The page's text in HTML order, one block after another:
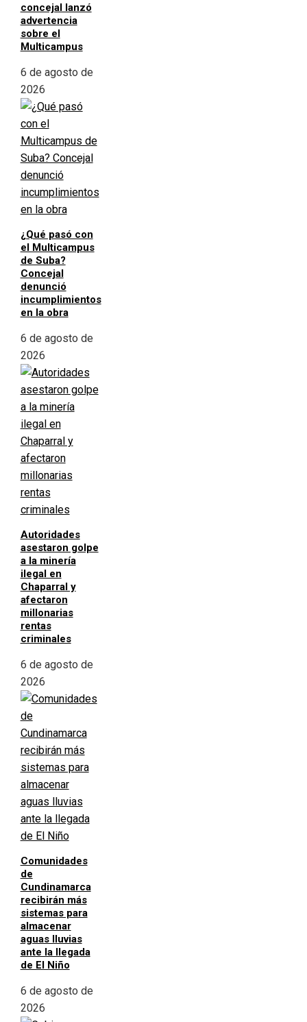
concejal lanzó
advertencia
sobre el
Multicampus
6 de agosto de
2026
¿Qué pasó con
el Multicampus
de Suba?
Concejal
denunció
incumplimientos
en la obra
6 de agosto de
2026
Autoridades
asestaron golpe
a la minería
ilegal en
Chaparral y
afectaron
millonarias
rentas
criminales
6 de agosto de
2026
Comunidades
de
Cundinamarca
recibirán más
sistemas para
almacenar
aguas lluvias
ante la llegada
de El Niño
6 de agosto de
2026